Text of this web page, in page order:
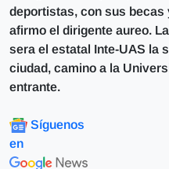
deportistas, con sus
afirmo el dirigente aureo.
sera el estatal Inte-UAS la
ciudad, camino a la
entrante.
Síguenos
en